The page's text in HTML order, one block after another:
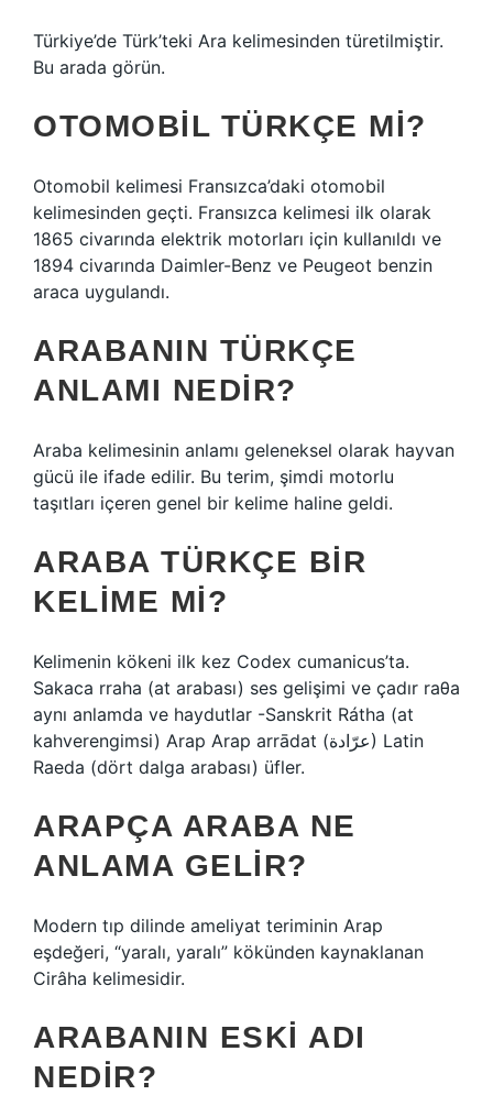
Türkiye’de Türk’teki Ara kelimesinden türetilmiştir.
Bu arada görün.
OTOMOBIL TÜRKÇE MI?
Otomobil kelimesi Fransızca’daki otomobil
kelimesinden geçti. Fransızca kelimesi ilk olarak
1865 civarında elektrik motorları için kullanıldı ve
1894 civarında Daimler-Benz ve Peugeot benzin
araca uygulandı.
ARABANIN TÜRKÇE
ANLAMI NEDIR?
Araba kelimesinin anlamı geleneksel olarak hayvan
gücü ile ifade edilir. Bu terim, şimdi motorlu
taşıtları içeren genel bir kelime haline geldi.
ARABA TÜRKÇE BIR
KELIME MI?
Kelimenin kökeni ilk kez Codex cumanicus’ta.
Sakaca rraha (at arabası) ses gelişimi ve çadır raθa
aynı anlamda ve haydutlar -Sanskrit Rátha (at
kahverengimsi) Arap Arap arrādat (عرّادة) Latin
Raeda (dört dalga arabası) üfler.
ARAPÇA ARABA NE
ANLAMA GELIR?
Modern tıp dilinde ameliyat teriminin Arap
eşdeğeri, “yaralı, yaralı” kökünden kaynaklanan
Cirâha ​​kelimesidir.
ARABANIN ESKI ADI
NEDIR?